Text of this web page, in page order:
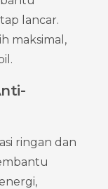
lancar.
maksimal,
ringan dan